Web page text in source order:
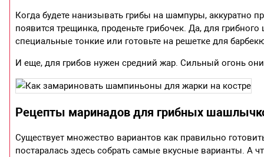
Когда будете нанизывать грибы на шампуры, аккуратно
появится трещинка, проденьте грибочек. Да, для
специальные тонкие или готовьте на решетке для
И еще, для грибов нужен средний жар. Сильный огонь
Рецепты маринадов для грибных
Существует множество вариантов как правильно
постаралась здесь собрать самые вкусные варианты. А